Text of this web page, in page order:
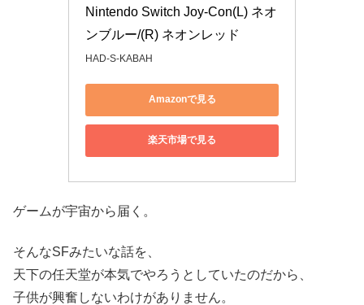
Nintendo Switch Joy-Con(L) ネオ
ンブルー/(R) ネオンレッド
HAD-S-KABAH
Amazonで見る
楽天市場で見る
ゲームが宇宙から届く。
そんなSFみたいな話を、
天下の任天堂が本気でやろうとしていたのだから、
子供が興奮しないわけがありません。